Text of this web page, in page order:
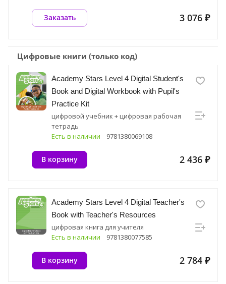
3 076 ₽
Заказать
Цифровые книги (только код)
Academy Stars Level 4 Digital Student's
Book and Digital Workbook with Pupil's
Practice Kit
цифровой учебник + цифровая рабочая
тетрадь
Есть в наличии
9781380069108
2 436 ₽
В корзину
Academy Stars Level 4 Digital Teacher's
Book with Teacher's Resources
цифровая книга для учителя
Есть в наличии
9781380077585
2 784 ₽
В корзину